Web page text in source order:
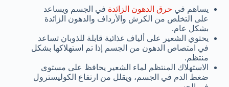
يساهم في حرق الدهون الزائدة في الجسم ويساعد
على التخلص من الكرش والأرداف والدهون الزائدة
بشكل عام.
يحتوي الشعير على ألياف غذائية قابلة للذوبان تساعد
في امتصاص الدهون من الجسم إذا تم استهلاكها بشكل
منتظم.
الاستهلاك المنتظم لماء الشعير يحافظ على مستوى
ضغط الدم في الجسم، ويقلل من ارتفاع الكوليسترول